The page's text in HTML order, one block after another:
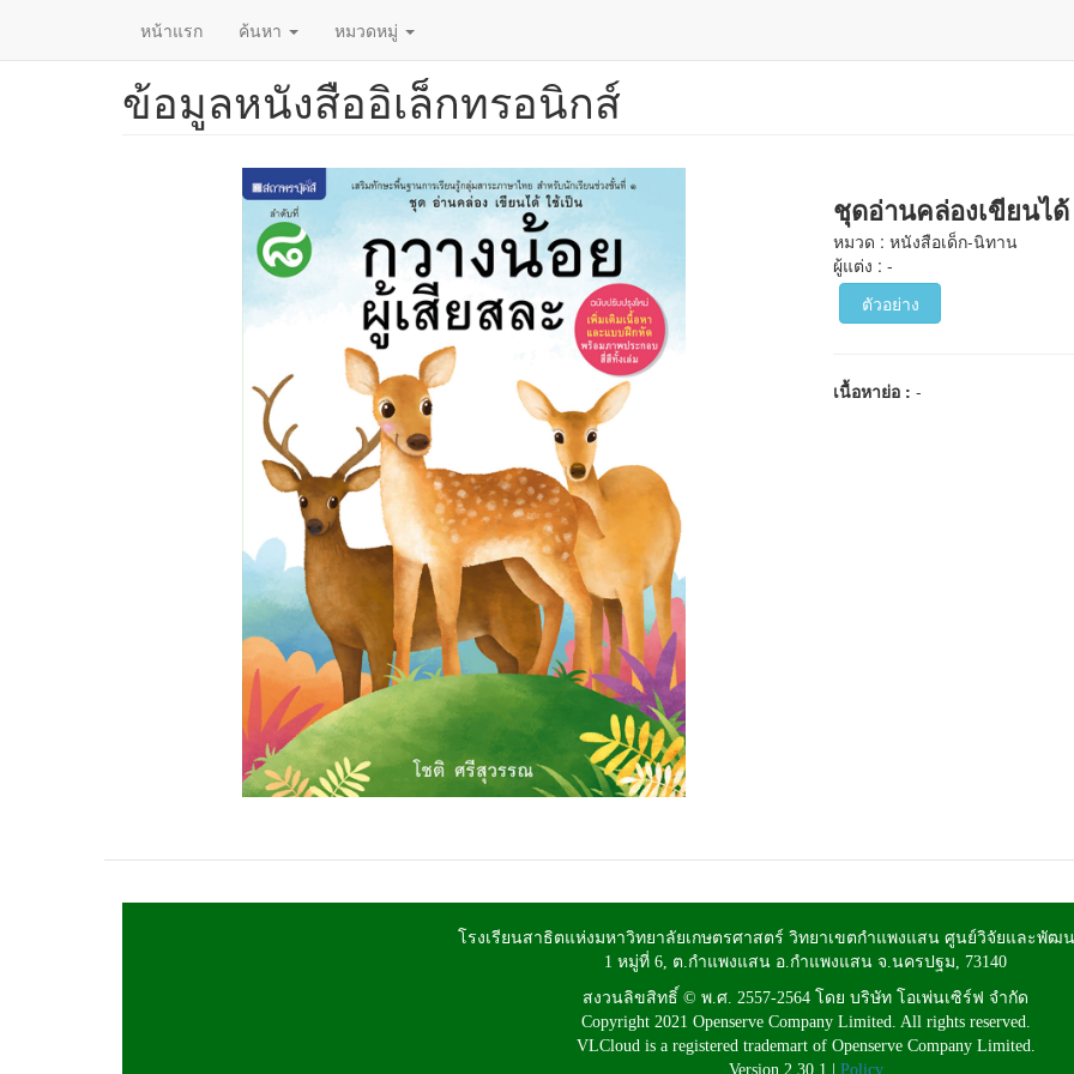
หน้าแรก ค้นหา หมวดหมู่
ข้อมูลหนังสืออิเล็กทรอนิกส์
ชุดอ่านคล่องเขียนได้
หมวด : หนังสือเด็ก-นิทาน
ผู้แต่ง : -
ตัวอย่าง
เนื้อหาย่อ :-
โรงเรียนสาธิตแห่งมหาวิทยาลัยเกษตรศาสตร์ วิทยาเขตกำแพงแสน ศูนย์วิจัยและพัฒ
1 หมู่ที่ 6, ต.กำแพงแสน อ.กำแพงแสน จ.นครปฐม, 73140
สงวนลิขสิทธิ์ © พ.ศ. 2557-2564 โดย บริษัท โอเพ่นเซิร์ฟ จำกัด
Copyright 2021 Openserve Company Limited. All rights reserved.
VLCloud is a registered trademart of Openserve Company Limited.
Version 2.30.1 | Policy